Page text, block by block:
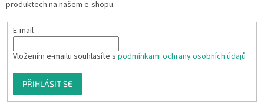
produktech na našem e-shopu.
E-mail
Vložením e-mailu souhlasíte s podmínkami ochrany osobních údajů
PŘIHLÁSIT SE